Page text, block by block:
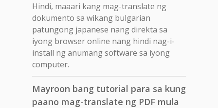
Hindi, maaari kang mag-translate ng
dokumento sa wikang bulgarian
patungong japanese nang direkta sa
iyong browser online nang hindi nag-i-
install ng anumang software sa iyong
computer.
Mayroon bang tutorial para sa kung
paano mag-translate ng PDF mula